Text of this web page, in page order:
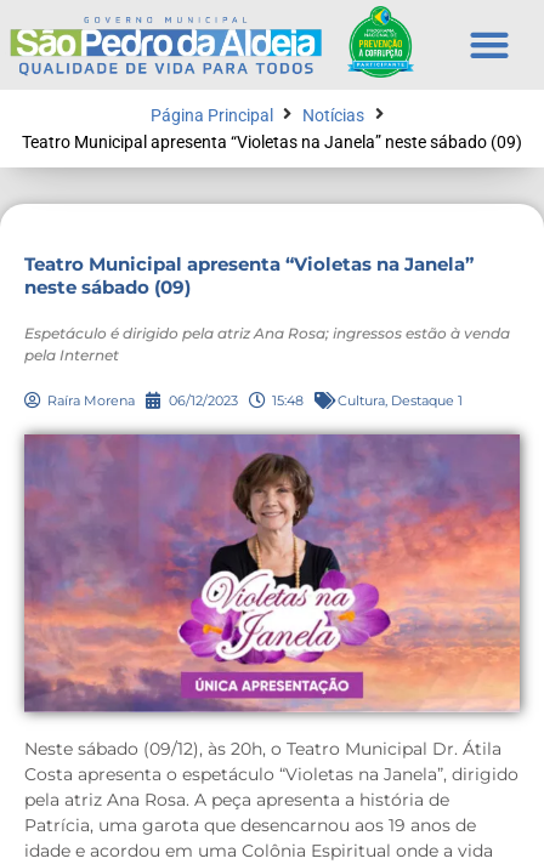
Página Principal
Notícias
Teatro Municipal apresenta “Violetas na Janela” neste sábado (09)
Teatro Municipal apresenta “Violetas na Janela”
neste sábado (09)
Espetáculo é dirigido pela atriz Ana Rosa; ingressos estão à venda
pela Internet
Raíra Morena 06/12/2023 15:48 Cultura Destaque 1
Neste sábado (09/12), às 20h, o Teatro Municipal Dr. Átila
Costa apresenta o espetáculo “Violetas na Janela”, dirigido
pela atriz Ana Rosa. A peça apresenta a história de
Patrícia, uma garota que desencarnou aos 19 anos de
idade e acordou em uma Colônia Espiritual onde a vida